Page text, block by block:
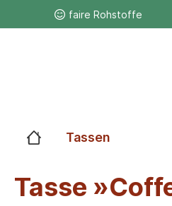
faire Rohstoffe
Tassen
Einhorn
Tasse